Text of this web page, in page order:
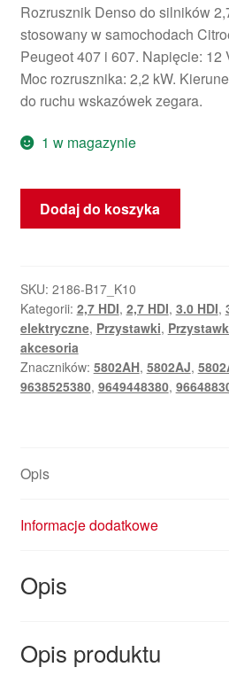
Rozrusznik Denso do silników
stosowany w samochodach
Peugeot 407 i 607. Napięcie: 12
Moc rozrusznika: 2,2 kW.
do ruchu wskazówek zegara.
1 w magazynie
ilość
Rozrusznik
HDi
i
3.0
HDi
Peugeot/Citroën
9649448380
Dodaj do koszyka
SKU: 2186-B17_K10
Kategorii: 2,7 HDI, 2,7 HDI, 3.0 HDI,
elektryczne, Przystawki,
akcesoria
Znaczników: 5802AH, 5802AJ,
9638525380, 9649448380,
Opis
Informacje dodatkowe
Opis
Opis produktu